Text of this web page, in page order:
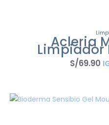
Acleria
Limpiador
S/69.90